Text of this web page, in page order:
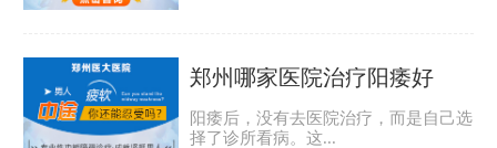
郑州哪家医院治疗阳痿好
阳痿后，没有去医院治疗，而是自己选
择了诊所看病。这...